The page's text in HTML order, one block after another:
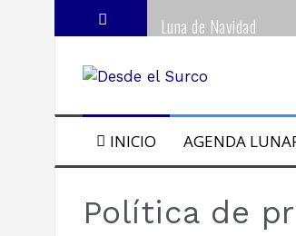
Luna de Navidad
10 Pasos para
La tierra agrícola
Manejo del suelo y
La Luz de la Luna y su
INICIO AGENDA
Política de